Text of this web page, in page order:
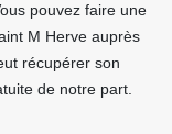
pouvez faire une
M Herve auprès
récupérer son
de notre part.